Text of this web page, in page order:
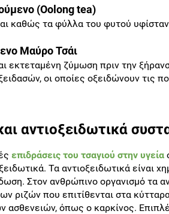
(Oolong tea)
καθώς τα φύλλα του φυτού
Μαύρο Τσάι
εκτεταμένη ζύμωση πριν την
οι οποίες οξειδώνουν τις
αντιοξειδωτικά
επιδράσεις του τσαγιού στην υγεία
Τα αντιοξειδωτικά είναι
Στον ανθρώπινο οργανισμό τα
ριζών που επιτίθενται στα
ασθενειών, όπως ο καρκίνος.